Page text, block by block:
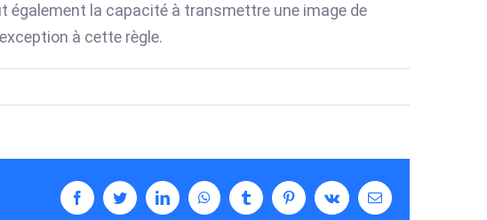
également la capacité à transmettre une image de
à cette règle.
facebooktwitter linkedin whatsapptumblr pinterestvk Email